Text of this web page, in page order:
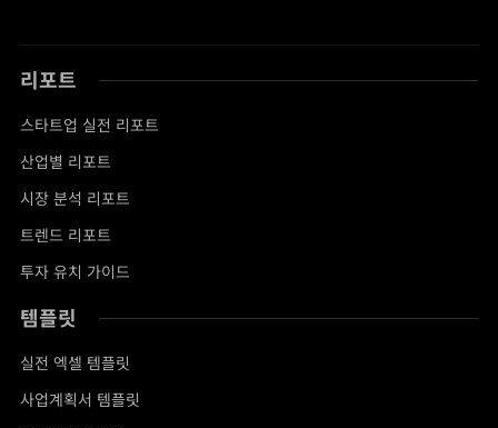
리포트
스타트업 실전 리포트
산업별 리포트
시장 분석 리포트
트렌드 리포트
투자 유치 가이드
템플릿
실전 엑셀 템플릿
사업계획서 템플릿